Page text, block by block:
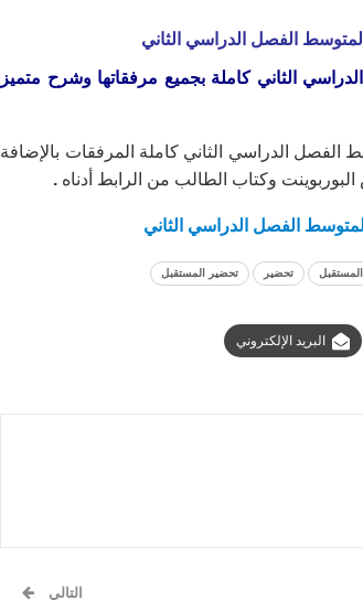
الفصل الدراسي الثاني
الثانيكاملة بجميع مرفقاتها وشرح متميز
الدراسي الثاني كاملة المرفقات بالإضافة
وكتاب الطالب من الرابط أدناه .
الفصل الدراسي الثاني
المستقبل تحضير تحضير المستقبل
البريد الإلكتروني
التالي